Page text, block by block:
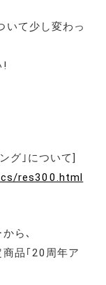
いて少し変わっ
!
グ｣について]
res300.html
ら､
品｢20周年ア